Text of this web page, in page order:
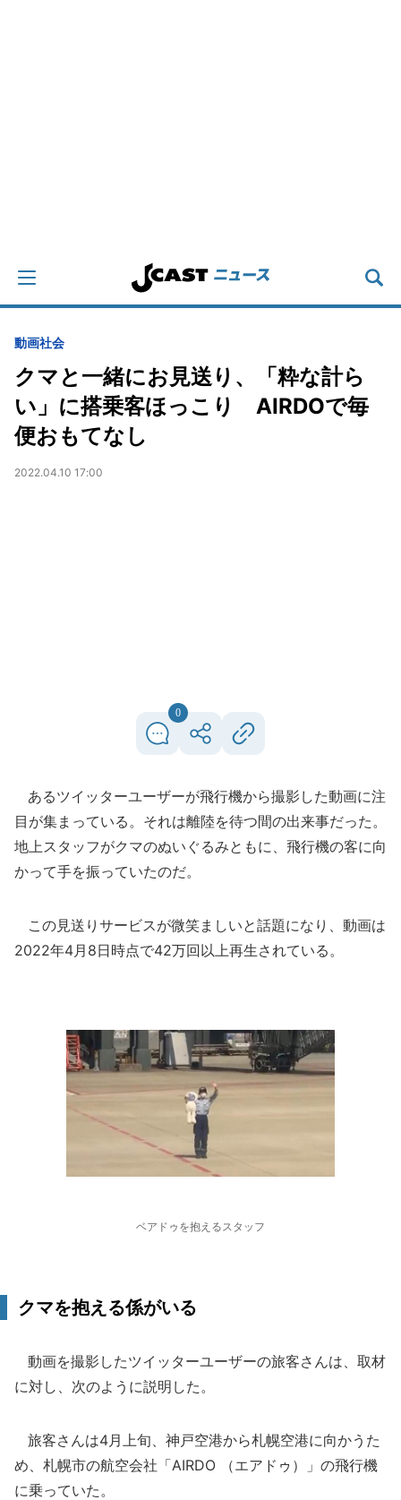
動画社会
クマと一緒にお見送り、「粋な計ら
い」に搭乗客ほっこり AIRDOで毎
便おもてなし
2022.04.10 17:00
0
あるツイッターユーザーが飛行機から撮影した動画に注
目が集まっている。それは離陸を待つ間の出来事だった。
地上スタッフがクマのぬいぐるみともに、飛行機の客に向
かって手を振っていたのだ。
この見送りサービスが微笑ましいと話題になり、動画は
2022年4月8日時点で42万回以上再生されている。
ベアドゥを抱えるスタッフ
クマを抱える係がいる
動画を撮影したツイッターユーザーの旅客さんは、取材
に対し、次のように説明した。
旅客さんは4月上旬、神戸空港から札幌空港に向かうた
め、札幌市の航空会社「AIRDO （エアドゥ）」の飛行機
に乗っていた。